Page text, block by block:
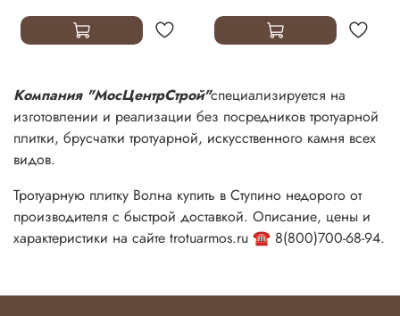
Компания "МосЦентрСтрой"специализируется на
изготовлении и реализации без посредников тротуарной
плитки, брусчатки тротуарной, искусственного камня всех
видов.
Тротуарную плитку Волна купить в Ступино недорого от
производителя с быстрой доставкой. Описание, цены и
характеристики на сайте trotuarmos.ru ☎️ 8(800)700-68-94.